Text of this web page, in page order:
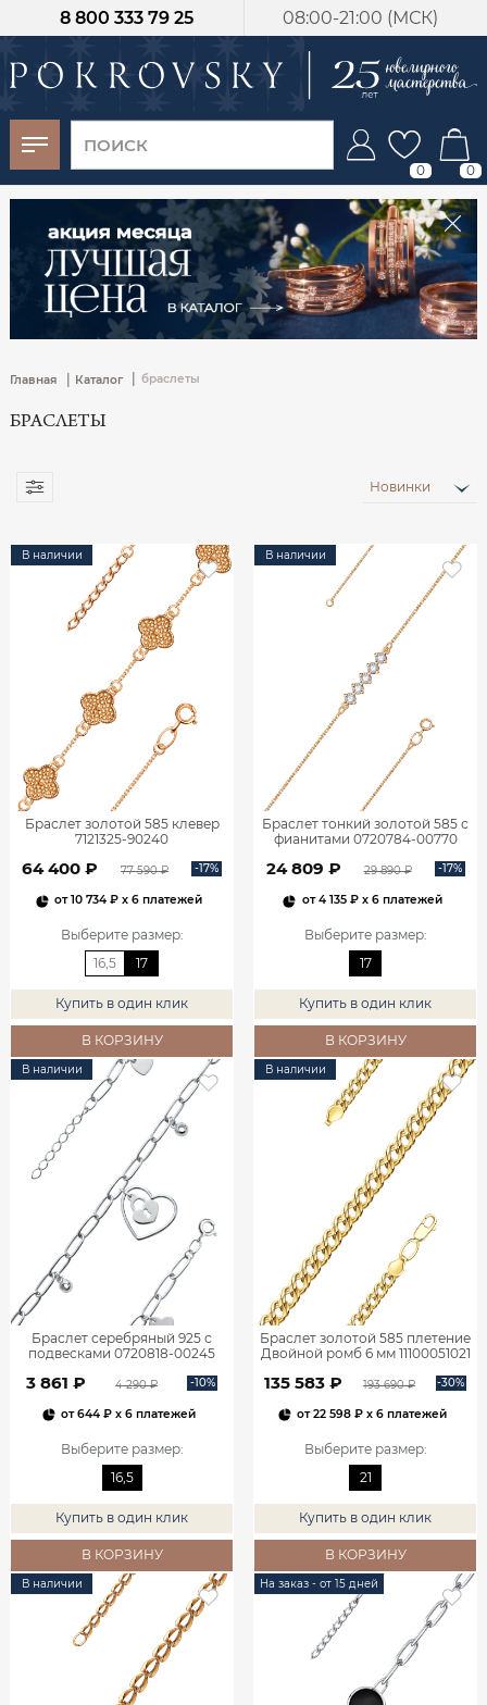
08:00-21:00 (МСК)
8 800 333 79 25
0 0
Главная | Каталог браслеты
БРАСЛЕТЫ
Новинки
В наличии
Браслет золотой 585 клевер
7121325-90240
64 400 ₽ 77 590 ₽ -17%
от10 734 ₽ x 6 платежей
Выберите размер:
16,5
17
Купить в один клик
В КОРЗИНУ
В наличии
Браслет тонкий золотой 585 с
фианитами 0720784-00770
24 809 ₽ 29 890 ₽ -17%
от4 135 ₽x 6 платежей
Выберите размер:
17
Купить в один клик
В КОРЗИНУ
В наличии
Браслет серебряный 925 с
подвесками 0720818-00245
3 861 ₽ 4 290 ₽ -10%
от644 ₽ x 6 платежей
Выберите размер:
16,5
Купить в один клик
В КОРЗИНУ
В наличии
Браслет золотой 585 плетение
Двойной ромб 6 мм 11100051021
135 583 ₽ 193 690 ₽ -30%
от22 598 ₽ x 6 платежей
Выберите размер:
21
Купить в один клик
В КОРЗИНУ
В наличии На заказ - от 15 дней
-30%
от 15 дней с
момента оплаты